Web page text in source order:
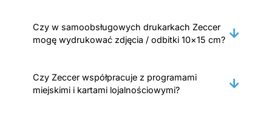
Czy w samoobsługowych drukarkach Zeccer
mogę wydrukować zdjęcia / odbitki 10×15 cm?
Czy Zeccer współpracuje z programami
miejskimi i kartami lojalnościowymi?